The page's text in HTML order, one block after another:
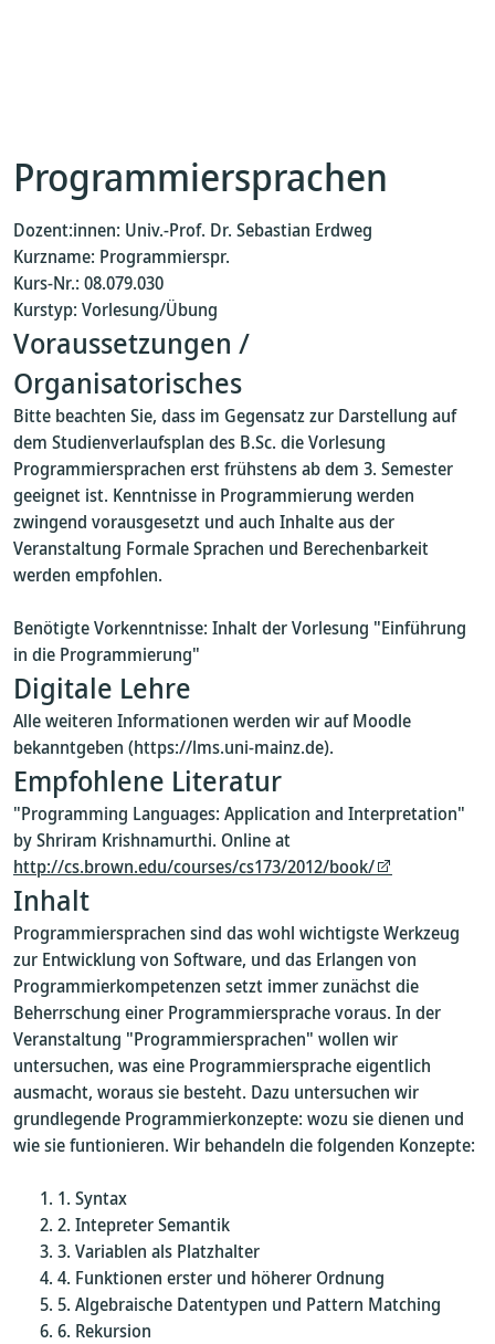
Programmiersprachen
Dozent:innen: Univ.-Prof. Dr. Sebastian Erdweg
Kurzname: Programmierspr.
Kurs-Nr.: 08.079.030
Kurstyp: Vorlesung/Übung
Voraussetzungen /
Organisatorisches
Bitte beachten Sie, dass im Gegensatz zur Darstellung auf
dem Studienverlaufsplan des B.Sc. die Vorlesung
Programmiersprachen erst frühstens ab dem 3. Semester
geeignet ist. Kenntnisse in Programmierung werden
zwingend vorausgesetzt und auch Inhalte aus der
Veranstaltung Formale Sprachen und Berechenbarkeit
werden empfohlen.
Benötigte Vorkenntnisse: Inhalt der Vorlesung "Einführung
in die Programmierung"
Digitale Lehre
Alle weiteren Informationen werden wir auf Moodle
bekanntgeben (https://lms.uni-mainz.de).
Empfohlene Literatur
"Programming Languages: Application and Interpretation"
by Shriram Krishnamurthi. Online at
http://cs.brown.edu/courses/cs173/2012/book/
Inhalt
Programmiersprachen sind das wohl wichtigste Werkzeug
zur Entwicklung von Software, und das Erlangen von
Programmierkompetenzen setzt immer zunächst die
Beherrschung einer Programmiersprache voraus. In der
Veranstaltung "Programmiersprachen" wollen wir
untersuchen, was eine Programmiersprache eigentlich
ausmacht, woraus sie besteht. Dazu untersuchen wir
grundlegende Programmierkonzepte: wozu sie dienen und
wie sie funtionieren. Wir behandeln die folgenden Konzepte:
Syntax
Intepreter Semantik
Variablen als Platzhalter
Funktionen erster und höherer Ordnung
Algebraische Datentypen und Pattern Matching
Rekursion